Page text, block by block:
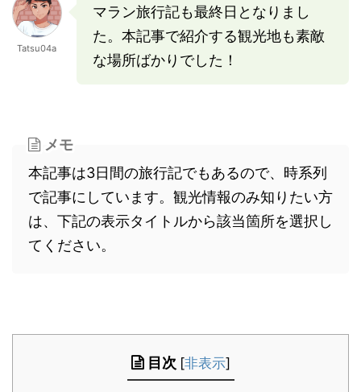
Tatsu04a
マラン旅行記も最終日となりまし
た。本記事で紹介する観光地も素敵
な場所ばかりでした！
メモ
本記事は3日間の旅行記でもあるので、時系列
で記事にしています。観光情報のみ知りたい方
は、下記の表示タイトルから該当箇所を選択し
てください。
目次 [非表示]